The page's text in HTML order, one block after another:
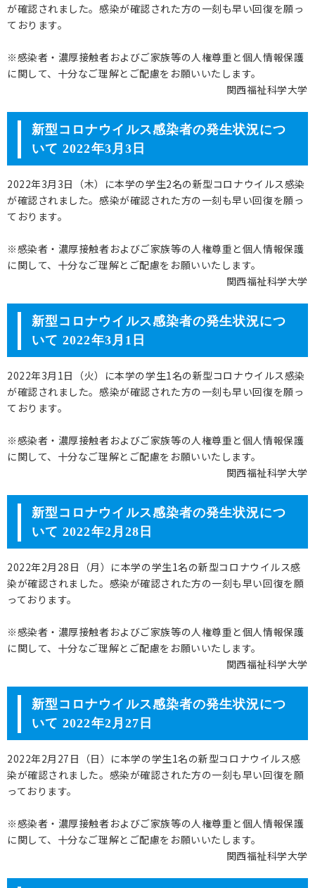
が確認されました。感染が確認された方の一刻も早い回復を願っ
ております。
※感染者・濃厚接触者およびご家族等の人権尊重と個人情報保護
に関して、十分なご理解とご配慮をお願いいたします。
関西福祉科学大学
新型コロナウイルス感染者の発生状況につ
いて 2022年3月3日
2022年3月3日（木）に本学の学生2名の新型コロナウイルス感染
が確認されました。感染が確認された方の一刻も早い回復を願っ
ております。
※感染者・濃厚接触者およびご家族等の人権尊重と個人情報保護
に関して、十分なご理解とご配慮をお願いいたします。
関西福祉科学大学
新型コロナウイルス感染者の発生状況につ
いて 2022年3月1日
2022年3月1日（火）に本学の学生1名の新型コロナウイルス感染
が確認されました。感染が確認された方の一刻も早い回復を願っ
ております。
※感染者・濃厚接触者およびご家族等の人権尊重と個人情報保護
に関して、十分なご理解とご配慮をお願いいたします。
関西福祉科学大学
新型コロナウイルス感染者の発生状況につ
いて 2022年2月28日
2022年2月28日（月）に本学の学生1名の新型コロナウイルス感
染が確認されました。感染が確認された方の一刻も早い回復を願
っております。
※感染者・濃厚接触者およびご家族等の人権尊重と個人情報保護
に関して、十分なご理解とご配慮をお願いいたします。
関西福祉科学大学
新型コロナウイルス感染者の発生状況につ
いて 2022年2月27日
2022年2月27日（日）に本学の学生1名の新型コロナウイルス感
染が確認されました。感染が確認された方の一刻も早い回復を願
っております。
※感染者・濃厚接触者およびご家族等の人権尊重と個人情報保護
に関して、十分なご理解とご配慮をお願いいたします。
関西福祉科学大学